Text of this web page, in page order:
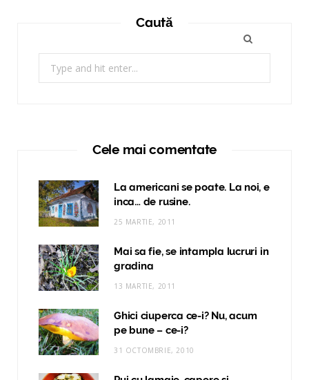
Caută
for:
Cele mai comentate
La americani se poate. La noi, e
inca… de rusine.
25 MARTIE, 2011
Mai sa fie, se intampla lucruri in
gradina
13 MARTIE, 2011
Ghici ciuperca ce-i? Nu, acum
pe bune – ce-i?
31 OCTOMBRIE, 2010